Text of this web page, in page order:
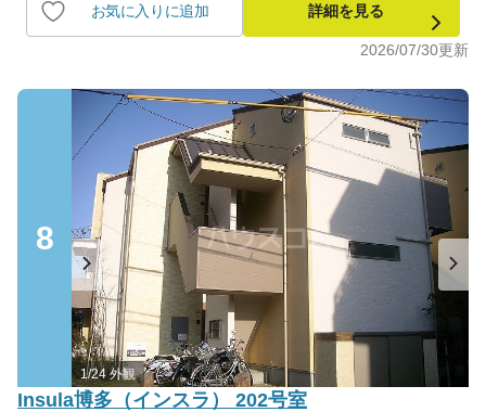
お気に入りに追加 詳細を見る
2026/07/30更新
8
1/24 外観
Insula博多（インスラ） 202号室